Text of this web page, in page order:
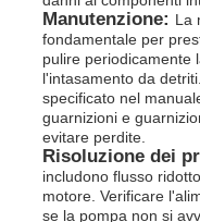
Manutenzione: La
fondamentale per
pulire periodicamente
l'intasamento da
specificato nel
guarnizioni e
evitare perdite.
Risoluzione dei
includono flusso
motore. Verificare
se la pompa non si